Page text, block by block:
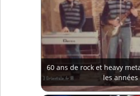
60 ans de rock et heavy
les années